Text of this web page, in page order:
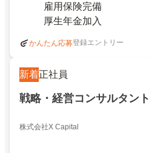
雇用保険完備
厚生年金加入
かんたん応募登録エントリー
新着正社員
戦略・経営コンサルタント
株式会社X Capital